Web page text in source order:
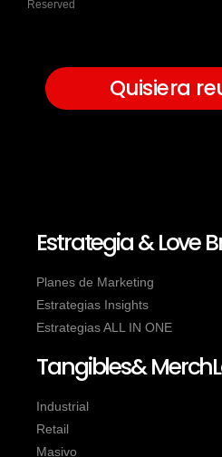
Reserved
Quisiera
Estrategia & Love
Planes de Marketing
Estrategias Insights
Estrategias ALL IN ONE
Tangibles&
Industrial
Retail
Masivo